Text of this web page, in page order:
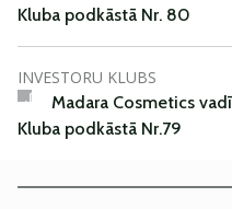
Kluba podkāstā Nr. 80
INVESTORU KLUBS
Madara Cosmetics
Kluba podkāstā Nr.79